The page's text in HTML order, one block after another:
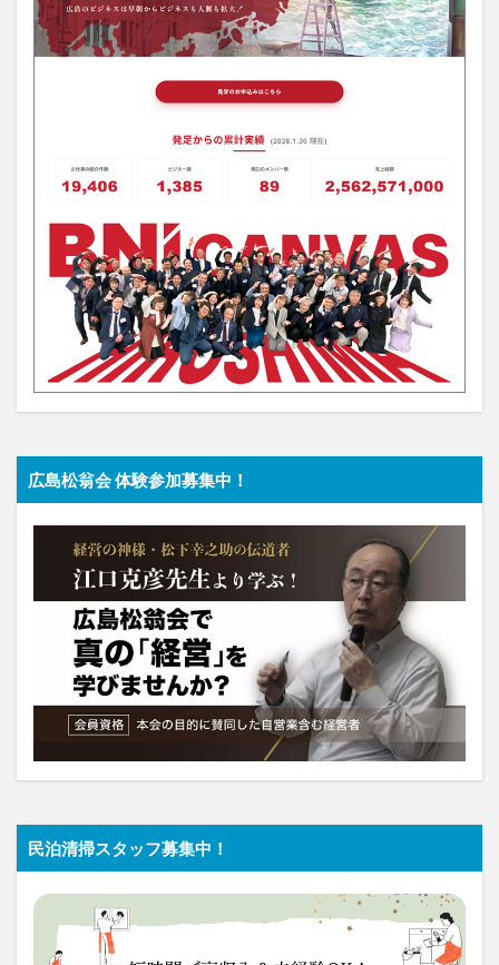
広島松翁会 体験参加募集中！
民泊清掃スタッフ募集中！